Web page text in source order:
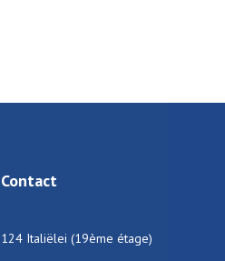
Contact
124 Italiëlei (19ème étage)